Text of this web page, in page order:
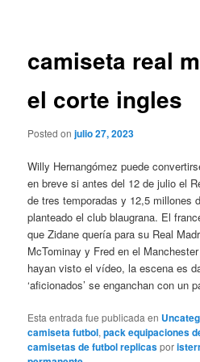
camiseta real
el corte ingles
Posted onjulio 27, 2023
Willy Hernangómez puede
en breve si antes del 12 de julio el
de tres temporadas y 12,5 millones
planteado el club blaugrana. El
que Zidane quería para su Real
McTominay y Fred en el
hayan visto el vídeo, la escena es
‘aficionados’ se enganchan con un
Esta entrada fue publicada en
camiseta futbol,pack equipaciones
camisetas de futbol replicaspor